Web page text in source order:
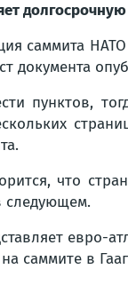
саммита
документа
пунктов,
что
следующем.
евро-
саммите в